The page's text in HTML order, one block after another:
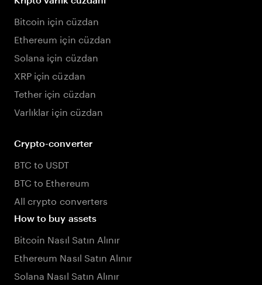
Bitcoin için cüzdan
Ethereum için cüzdan
Solana için cüzdan
XRP için cüzdan
Tether için cüzdan
Varlıklar için cüzdan
Crypto-converter
BTC to USDT
BTC to Ethereum
All crypto converters
How to buy assets
Bitcoin Nasıl Satın Alınır
Ethereum Nasıl Satın Alınır
Solana Nasıl Satın Alınır